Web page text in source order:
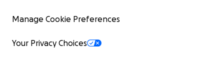
Manage Cookie Preferences
Your Privacy Choices